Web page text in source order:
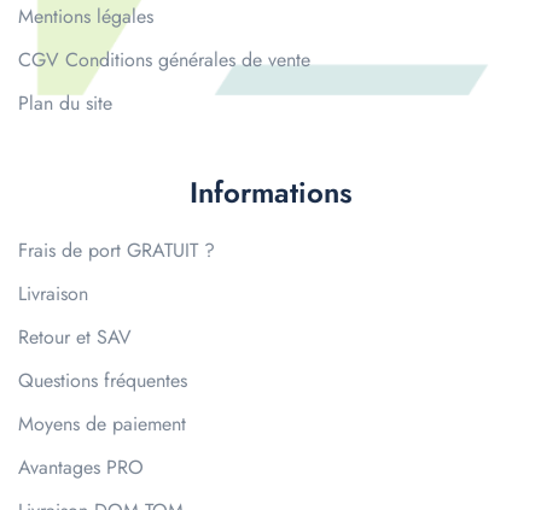
Mentions légales
CGV Conditions générales de vente
Plan du site
Informations
Frais de port GRATUIT ?
Livraison
Retour et SAV
Questions fréquentes
Moyens de paiement
Avantages PRO